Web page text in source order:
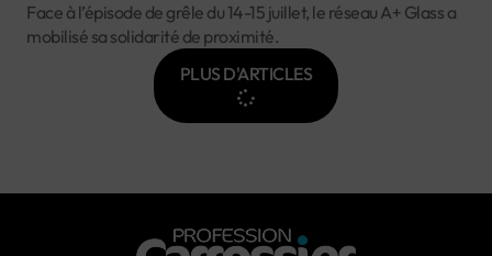
Face à l’épisode de grêle du 14-15 juillet, le réseau A+ Glass a
mobilisé sa solidarité de proximité.
PLUS D'ARTICLES